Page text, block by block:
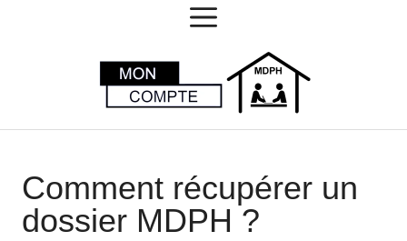
MENU
Comment récupérer un
dossier MDPH ?